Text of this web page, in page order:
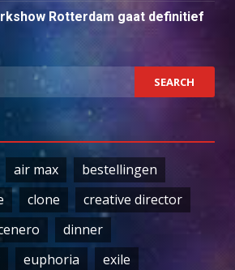
Rotterdam gaat definitief
air max
bestellingen
clone
creative director
dinner
euphoria
exile